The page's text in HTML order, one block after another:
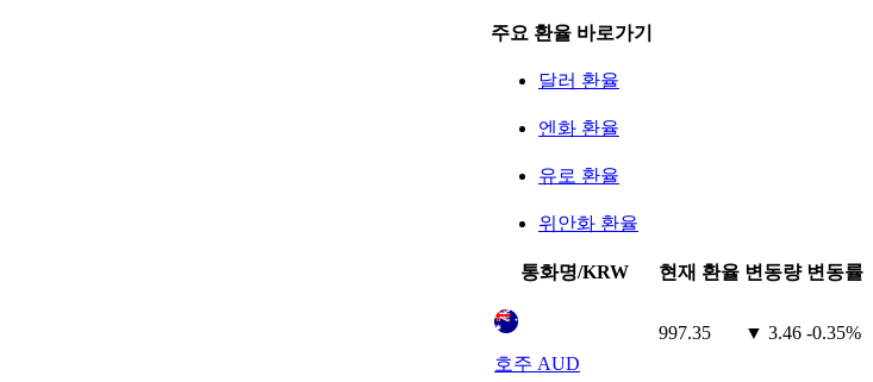
주요 환율 바로가기
달러 환율
엔화 환율
유로 환율
위안화 환율
통화명/KRW 현재 환율 변동량 변동률
호주 AUD
997.35 ▼ 3.46 -0.35%